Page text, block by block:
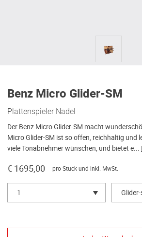
Benz Micro Glider-SM
Plattenspieler Nadel
Der Benz Micro Glider-SM macht
Micro Glider-SM ist so offen, reichhaltig und
viele Tonabnehmer wünschen, und bietet e...
€ 1695,00 pro Stück und inkl. MwSt.
1